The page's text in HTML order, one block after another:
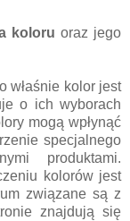
koloru oraz jego
właśnie kolor jest
o ich wyborach
mogą wpłynąć
specjalnego
produktami.
kolorów jest
związane są z
znajdują się